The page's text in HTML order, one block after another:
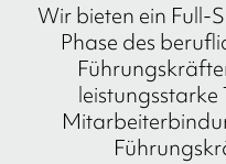
Wir bieten ein Full-
Phase des
leistungsstarke